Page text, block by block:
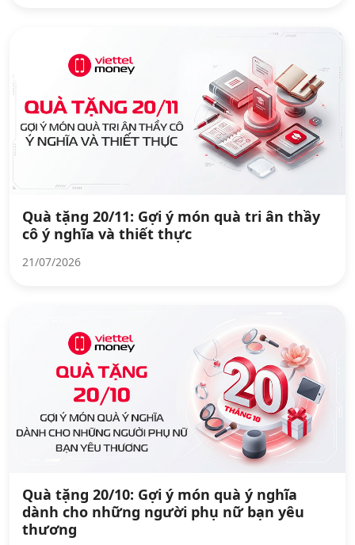
Quà tặng 20/11: Gợi ý món quà tri ân thầy
cô ý nghĩa và thiết thực
21/07/2026
Quà tặng 20/10: Gợi ý món quà ý nghĩa
dành cho những người phụ nữ bạn yêu
thương